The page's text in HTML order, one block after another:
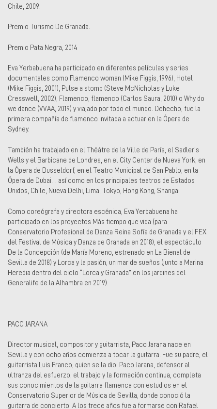
Chile, 2009.
Premio Turismo De Granada.
Premio Pata Negra, 2014
Eva Yerbabuena ha participado en diferentes películas y series
documentales como Flamenco woman (Mike Figgis, 1996), Hotel
(Mike Figgis, 2001), Pulse a stomp (Steve McNicholas y Luke
Cresswell, 2002), Flamenco, flamenco (Carlos Saura, 2010) o Why do
we dance (VVAA, 2019) y viajado por todo el mundo. Dehecho, fue la
primera compañía de flamenco invitada a actuar en la Ópera de
Sydney.
También ha trabajado en el Théâtre de la Ville de París, el Sadler’s
Wells y el Barbicane de Londres, en el City Center de Nueva York, en
la Ópera de Dusseldorf, en el Teatro Municipal de San Pablo, en la
Ópera de Dubai… así como en los principales teatros de Estados
Unidos, Chile, Nueva Delhi, Lima, Tokyo, Hong Kong, Shangai
Como coreógrafa y directora escénica, Eva Yerbabuena ha
participado en los proyectos Más tiempo que vida (para
Conservatorio Profesional de Danza Reina Sofía de Granada y el FEX
del Festival de Música y Danza de Granada en 2018), el espectáculo
De la Concepción (de María Moreno, estrenado en La Bienal de
Sevilla de 2018) y Lorca y la pasión, un mar de sueños (junto a Marina
Heredia dentro del ciclo “Lorca y Granada” en los jardines del
Generalife de la Alhambra en 2019).
PACO JARANA
Director musical, compositor y guitarrista, Paco Jarana nace en
Sevilla y con ocho años comienza a tocar la guitarra. Fue su padre, el
guitarrista Luis Franco, quien se la dio. Paco Jarana, defensor al
ultranza del esfuerzo, el trabajo y la formación continua, completa
sus conocimientos de la guitarra flamenca con estudios en el
Conservatorio Superior de Música de Sevilla, donde conoció la
guitarra de concierto. A los trece años fue a formarse con Rafael